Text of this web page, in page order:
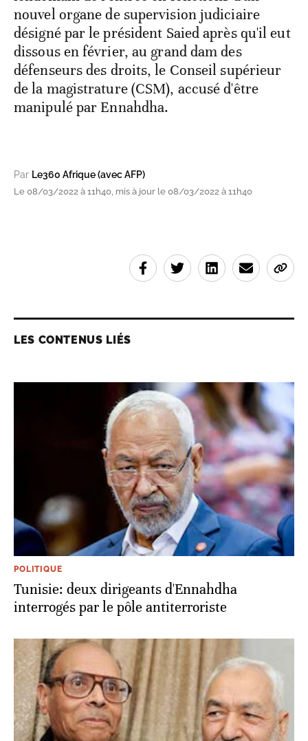
nouvel organe de supervision judiciaire
désigné par le président Saied après qu'il eut
dissous en février, au grand dam des
défenseurs des droits, le Conseil supérieur
de la magistrature (CSM), accusé d'être
manipulé par Ennahdha.
Par Le360 Afrique (avec AFP)
Le 08/03/2022 à 11h40, mis à jour le 08/03/2022 à 11h40
LES CONTENUS LIÉS
POLITIQUE
Tunisie: deux dirigeants d'Ennahdha
interrogés par le pôle antiterroriste